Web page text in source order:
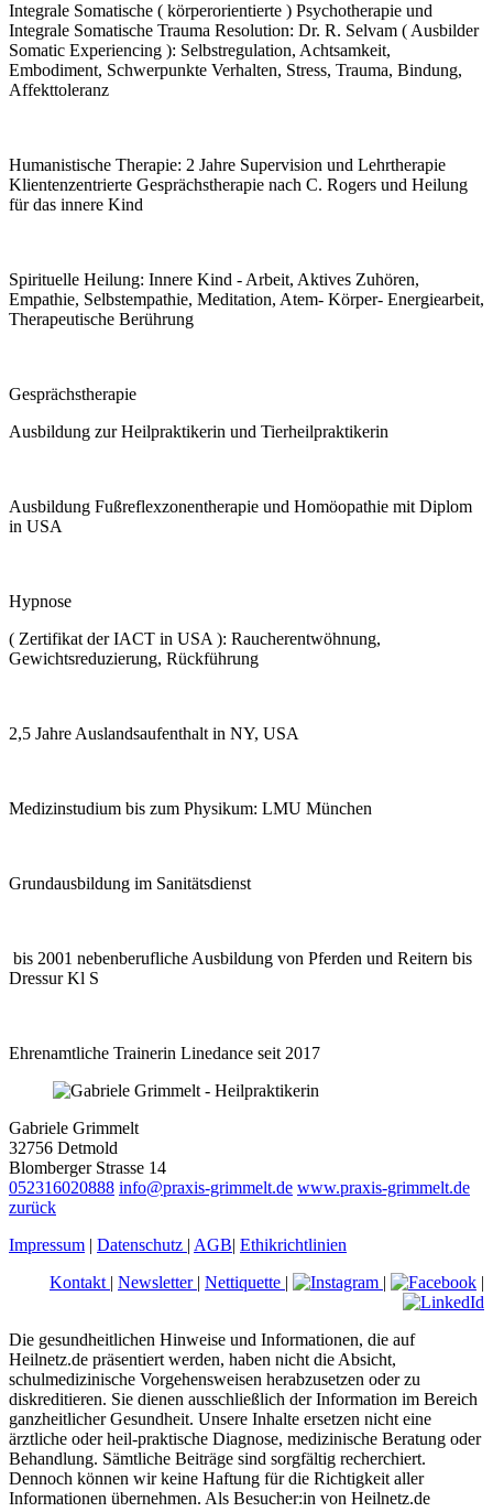
Integrale Somatische ( körperorientierte ) Psychotherapie und
Integrale Somatische Trauma Resolution: Dr. R. Selvam ( Ausbilder
Somatic Experiencing ): Selbstregulation, Achtsamkeit,
Embodiment, Schwerpunkte Verhalten, Stress, Trauma, Bindung,
Affekttoleranz
Humanistische Therapie: 2 Jahre Supervision und Lehrtherapie
Klientenzentrierte Gesprächstherapie nach C. Rogers und Heilung
für das innere Kind
Spirituelle Heilung: Innere Kind - Arbeit, Aktives Zuhören,
Empathie, Selbstempathie, Meditation, Atem- Körper- Energiearbeit,
Therapeutische Berührung
Gesprächstherapie
Ausbildung zur Heilpraktikerin und Tierheilpraktikerin
Ausbildung Fußreflexzonentherapie und Homöopathie mit Diplom
in USA
Hypnose
( Zertifikat der IACT in USA ): Raucherentwöhnung,
Gewichtsreduzierung, Rückführung
2,5 Jahre Auslandsaufenthalt in NY, USA
Medizinstudium bis zum Physikum: LMU München
Grundausbildung im Sanitätsdienst
bis 2001 nebenberufliche Ausbildung von Pferden und Reitern bis
Dressur Kl S
Ehrenamtliche Trainerin Linedance seit 2017
Gabriele Grimmelt
32756 Detmold
Blomberger Strasse 14
052316020888 info@praxis-grimmelt.de www.praxis-grimmelt.de
zurück
Impressum | Datenschutz | AGB| Ethikrichtlinien
Kontakt | Newsletter | Nettiquette | | |
Die gesundheitlichen Hinweise und Informationen, die auf
Heilnetz.de präsentiert werden, haben nicht die Absicht,
schulmedizinische Vorgehensweisen herabzusetzen oder zu
diskreditieren. Sie dienen ausschließlich der Information im Bereich
ganzheitlicher Gesundheit. Unsere Inhalte ersetzen nicht eine
ärztliche oder heil-praktische Diagnose, medizinische Beratung oder
Behandlung. Sämtliche Beiträge sind sorgfältig recherchiert.
Dennoch können wir keine Haftung für die Richtigkeit aller
Informationen übernehmen. Als Besucher:in von Heilnetz.de